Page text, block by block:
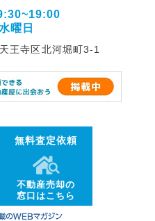
曜日
王寺区北河堀町3-1
無料査定依頼
不動産売却の
窓口はこちら